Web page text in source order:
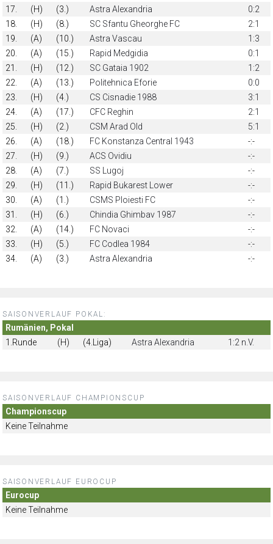
17.
(H) (3.) Astra Alexandria
0:2
18.
(H) (8.) SC Sfantu Gheorghe FC
2:1
19.
(A) (10.) Astra Vascau
1:3
20.
(A) (15.) Rapid Medgidia
0:1
21.
(H) (12.) SC Gataia 1902
1:2
22.
(A) (13.) Politehnica Eforie
0:0
23.
(H) (4.) CS Cisnadie 1988
3:1
24.
(A) (17.) CFC Reghin
2:1
25.
(H) (2.) CSM Arad Old
5:1
26.
(A) (18.) FC Konstanza Central 1943
-:-
27.
(H) (9.) ACS Ovidiu
-:-
28.
(A) (7.) SS Lugoj
-:-
29.
(H) (11.) Rapid Bukarest Lower
-:-
30.
(A) (1.) CSMS Ploiesti FC
-:-
31.
(H) (6.) Chindia Ghimbav 1987
-:-
32.
(A) (14.) FC Novaci
-:-
33.
(H) (5.) FC Codlea 1984
-:-
34.
(A) (3.) Astra Alexandria -:-
SAISONVERLAUF POKAL:
Rumänien, Pokal
1.Runde
(H) (4.Liga) Astra Alexandria 1:2 n.V.
SAISONVERLAUF CHAMPIONSCUP
Championscup
Keine Teilnahme
SAISONVERLAUF EUROCUP
Eurocup
Keine Teilnahme